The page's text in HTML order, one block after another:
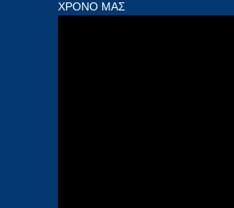
ΧΡΟΝΟ ΜΑΣ